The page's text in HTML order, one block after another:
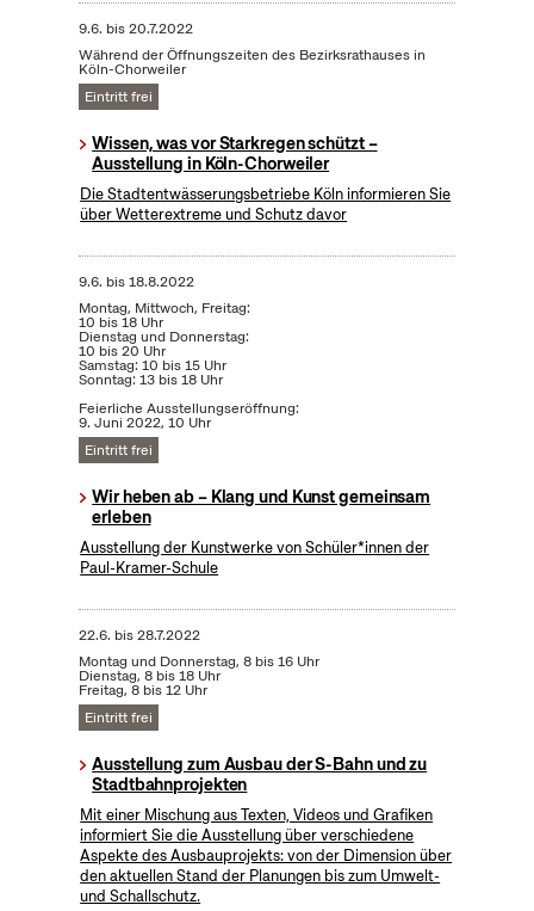
9.6. bis20.7.2022
Während der Öffnungszeiten des Bezirksrathauses in
Köln-Chorweiler
Eintritt frei
Wissen, was vor Starkregen schützt –
Ausstellung in Köln-Chorweiler
Die Stadtentwässerungsbetriebe Köln informieren Sie
über Wetterextreme und Schutz davor
9.6. bis18.8.2022
Montag, Mittwoch, Freitag:
10 bis 18 Uhr
Dienstag und Donnerstag:
10 bis 20 Uhr
Samstag: 10 bis 15 Uhr
Sonntag: 13 bis 18 Uhr
Feierliche Ausstellungseröffnung:
9. Juni 2022, 10 Uhr
Eintritt frei
Wir heben ab – Klang und Kunst gemeinsam
erleben
Ausstellung der Kunstwerke von Schüler*innen der
Paul-Kramer-Schule
22.6. bis28.7.2022
Montag und Donnerstag, 8 bis 16 Uhr
Dienstag, 8 bis 18 Uhr
Freitag, 8 bis 12 Uhr
Eintritt frei
Ausstellung zum Ausbau der S-Bahn und zu
Stadtbahnprojekten
Mit einer Mischung aus Texten, Videos und Grafiken
informiert Sie die Ausstellung über verschiedene
Aspekte des Ausbauprojekts: von der Dimension über
den aktuellen Stand der Planungen bis zum Umwelt-
und Schallschutz.